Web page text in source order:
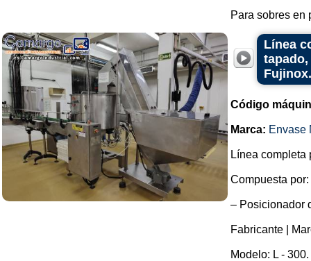
Para sobres en
Línea
Fujinox.
Código
Marca: Envase
Línea completa
Compuesta por:
– Posicionador
Fabricante |
Modelo: L - 300.